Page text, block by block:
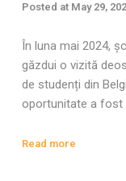
Posted at May 29,
În luna mai 2024,
găzdui o vizită
de studenți din
oportunitate a fost
organizat de
Read more